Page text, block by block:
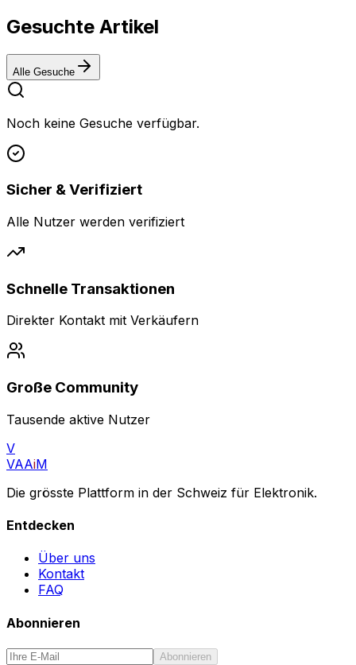
Gesuchte Artikel
Alle Gesuche
Noch keine Gesuche verfügbar.
Sicher & Verifiziert
Alle Nutzer werden verifiziert
Schnelle Transaktionen
Direkter Kontakt mit Verkäufern
Große Community
Tausende aktive Nutzer
V
VAAiM
Die grösste Plattform in der Schweiz für Elektronik.
Entdecken
Über uns
Kontakt
FAQ
Abonnieren
Abonnieren